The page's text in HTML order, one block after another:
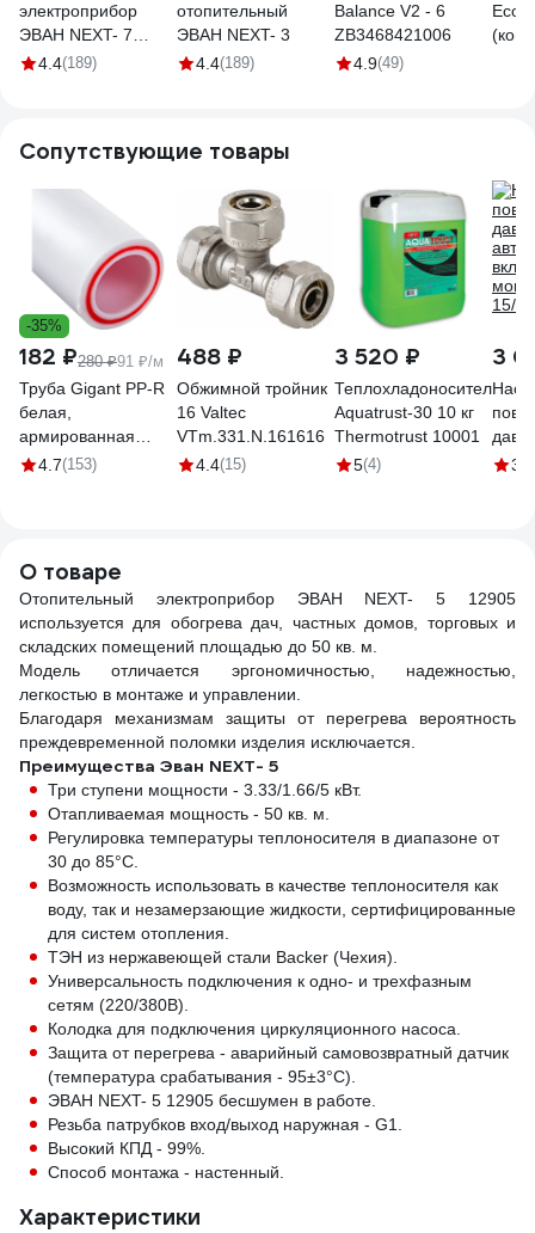
электроприбор
ЭВАН NEXT- 7
12907
4.4(189)
отопительный
ЭВАН NEXT- 3
4.4(189)
Balance V2 - 6
ZB3468421006
4.9(49)
Сопутствующие товары
-35%
182 ₽280 ₽91 ₽/м
Труба Gigant PP-R
белая,
армированная
стекловолокном
4.7(153)
488 ₽
Обжимной тройник
16 Valtec
VTm.331.N.161616
4.4(15)
3 520 ₽
Теплохладоноситель
Aquatrust-30 10 кг
Thermotrust 10001
5(4)
3
3.7
О товаре
Отопительный электроприбор ЭВАН NEXT- 5 12905
используется для обогрева дач, частных домов, торговых и
складских помещений площадью до 50 кв. м.
Модель отличается эргономичностью, надежностью,
легкостью в монтаже и управлении.
Благодаря механизмам защиты от перегрева вероятность
преждевременной поломки изделия исключается.
Преимущества Эван NEXT- 5
Три ступени мощности - 3.33/1.66/5 кВт.
Отапливаемая мощность - 50 кв. м.
Регулировка температуры теплоносителя в диапазоне от
30 до 85°С.
Возможность использовать в качестве теплоносителя как
воду, так и незамерзающие жидкости, сертифицированные
для систем отопления.
ТЭН из нержавеющей стали Backer (Чехия).
Универсальность подключения к одно- и трехфазным
сетям (220/380В).
Колодка для подключения циркуляционного насоса.
Защита от перегрева - аварийный самовозвратный датчик
(температура срабатывания - 95±3°С).
ЭВАН NEXT- 5 12905 бесшумен в работе.
Резьба патрубков вход/выход наружная - G1.
Высокий КПД - 99%.
Способ монтажа - настенный.
Характеристики